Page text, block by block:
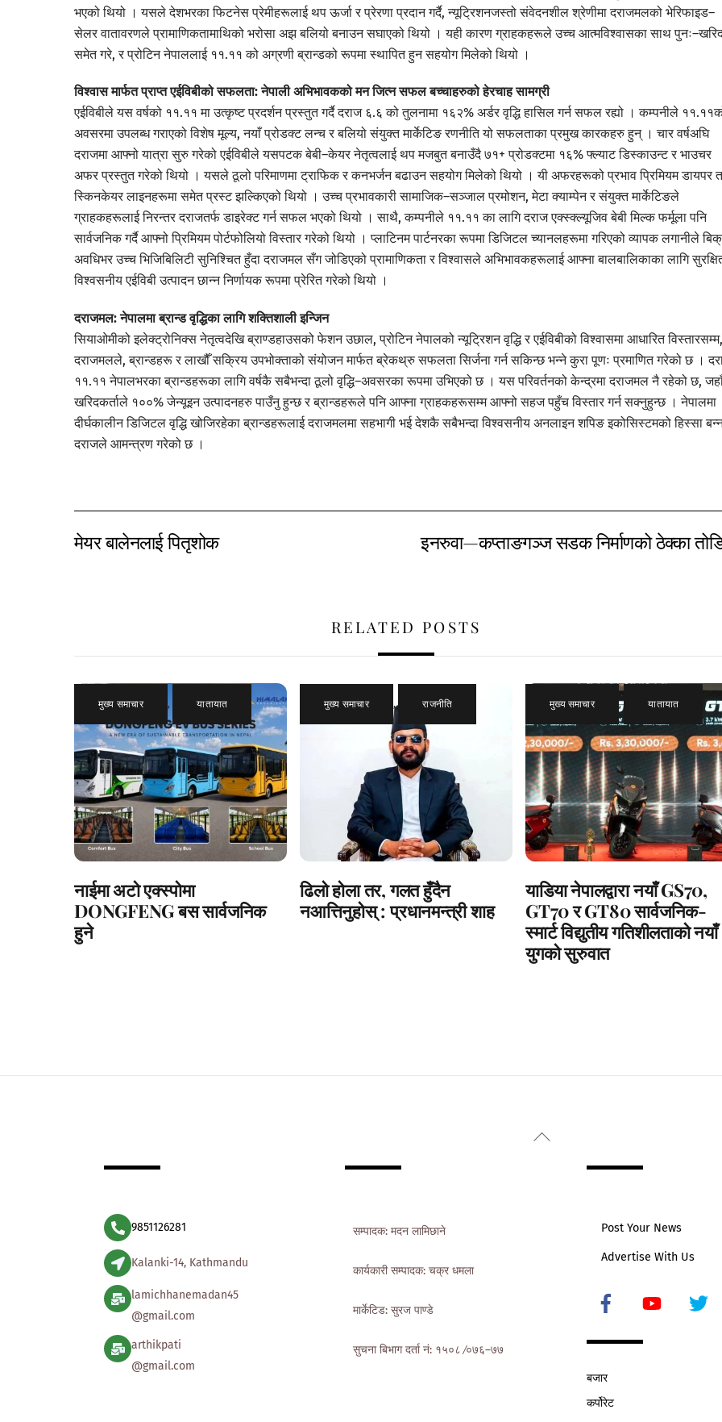
भएको थियो । यसले देशभरका फिटनेस प्रेमीहरूलाई थप ऊर्जा र प्रेरणा प्रदान गर्दै, न्यूट्रिशनजस्तो संवेदनशील श्रेणीमा दराजमलको भेरिफाइड–
सेलर वातावरणले प्रामाणिकतामाथिको भरोसा अझ बलियो बनाउन सघाएको थियो । यही कारण ग्राहकहरूले उच्च आत्मविश्वासका साथ
समेत गरे, र प्रोटिन नेपाललाई ११.११ को अग्रणी ब्रान्डको रूपमा स्थापित हुन सहयोग मिलेको थियो ।
विश्वास मार्फत प्राप्त एईविबीको सफलता: नेपाली अभिभावकको मन जित्न सफल बच्चाहरुको हेरचाह सामग्री
एईविबीले यस वर्षको ११.११ मा उत्कृष्ट प्रदर्शन प्रस्तुत गर्दै दराज ६.६ को तुलनामा १६२% अर्डर वृद्धि हासिल गर्न सफल रह्यो । कम्पनीले
अवसरमा उपलब्ध गराएको विशेष मूल्य, नयाँ प्रोडक्ट लन्च र बलियो संयुक्त मार्केटिङ रणनीति यो सफलताका प्रमुख कारकहरु हुन् । चार वर्षअघि
दराजमा आफ्नो यात्रा सुरु गरेको एईविबीले यसपटक बेबी–केयर नेतृत्वलाई थप मजबुत बनाउँदै ७१+ प्रोडक्टमा १६% फ्ल्याट डिस्काउन्ट र भाउचर
अफर प्रस्तुत गरेको थियो । यसले ठूलो परिमाणमा ट्राफिक र कनभर्जन बढाउन सहयोग मिलेको थियो । यी अफरहरूको प्रभाव प्रिमियम डायपर
स्किनकेयर लाइनहरूमा समेत प्रस्ट झल्किएको थियो । उच्च प्रभावकारी सामाजिक–सञ्जाल प्रमोशन, मेटा क्याम्पेन र संयुक्त मार्केटिङले
ग्राहकहरूलाई निरन्तर दराजतर्फ डाइरेक्ट गर्न सफल भएको थियो । साथै, कम्पनीले ११.११ का लागि दराज एक्स्क्ल्यूजिव बेबी मिल्क फर्मूला पनि
सार्वजनिक गर्दै आफ्नो प्रिमियम पोर्टफोलियो विस्तार गरेको थियो । प्लाटिनम पार्टनरका रूपमा डिजिटल च्यानलहरूमा गरिएको व्यापक लगानीले
अवधिभर उच्च भिजिबिलिटी सुनिश्चित हुँदा दराजमल सँग जोडिएको प्रामाणिकता र विश्वासले अभिभावकहरूलाई आफ्ना बालबालिकाका लागि
विश्वसनीय एईविबी उत्पादन छान्न निर्णायक रूपमा प्रेरित गरेको थियो ।
दराजमल: नेपालमा ब्रान्ड वृद्धिका लागि शक्तिशाली इन्जिन
सियाओमीको इलेक्ट्रोनिक्स नेतृत्वदेखि ब्राण्डहाउसको फेशन उछाल, प्रोटिन नेपालको न्यूट्रिशन वृद्धि र एईविबीको विश्वासमा आधारित विस्तारसम्म,
दराजमलले, ब्रान्डहरू र लाखौँ सक्रिय उपभोक्ताको संयोजन मार्फत ब्रेकथ्रु सफलता सिर्जना गर्न सकिन्छ भन्ने कुरा पूणः प्रमाणित गरेको छ ।
११.११ नेपालभरका ब्रान्डहरूका लागि वर्षकै सबैभन्दा ठूलो वृद्धि–अवसरका रूपमा उभिएको छ । यस परिवर्तनको केन्द्रमा दराजमल नै रहेको छ,
खरिदकर्ताले १००% जेन्यूइन उत्पादनहरु पाउँनु हुन्छ र ब्रान्डहरूले पनि आफ्ना ग्राहकहरूसम्म आफ्नो सहज पहुँच विस्तार गर्न सक्नुहुन्छ । नेपालमा
दीर्घकालीन डिजिटल वृद्धि खोजिरहेका ब्रान्डहरूलाई दराजमलमा सहभागी भई देशकै सबैभन्दा विश्वसनीय अनलाइन शपिङ इकोसिस्टमको हिस्सा
दराजले आमन्त्रण गरेको छ ।
मेयर बालेनलाई पितृशोक इनरुवा—कप्ताङगञ्ज सडक निर्माणको ठेक्का
RELATED POSTS
मुख्य समाचार , यातायात
नाईमा अटो एक्स्पोमा
DONGFENG बस सार्वजनिक
हुने
मुख्य समाचार , राजनीति
ढिलो होला तर, गलत हुँदैन
नआत्तिनुहोस् : प्रधानमन्त्री शाह
मुख्य समाचार , यातायात
याडिया नेपालद्वारा नयाँ GS70,
GT70 र GT80 सार्वजनिक-
स्मार्ट विद्युतीय गतिशीलताको नयाँ
युगको सुरुवात
Back
9851126281
Kalanki-14, Kathmandu
lamichhanemadan45
@gmail.com
arthikpati
@gmail.com
सम्पादक: मदन लामिछाने
कार्यकारी सम्पादक: चक्र धमला
मार्केटिड: सुरज पाण्डे
सुचना बिभाग दर्ता नं: १५०८ ∕०७६–७७
Post Your News
Advertise With Us
Icon
बजार
कर्पोरेट